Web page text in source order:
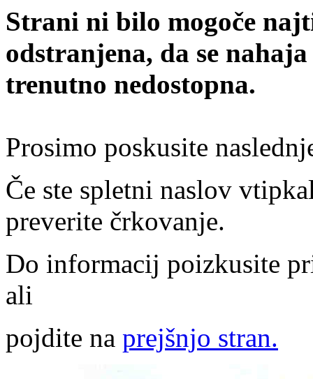
Strani ni bilo mogoče
odstranjena, da se
trenutno nedostopna.
Prosimo poskusite
Če ste spletni naslov
preverite črkovanje.
Do informacij poizkusite
ali
pojdite na prejšnjo stran.